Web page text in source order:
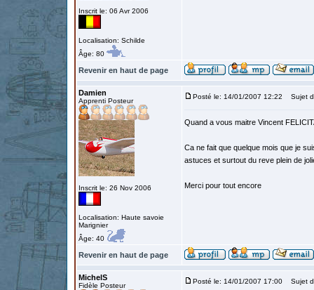
Inscrit le: 06 Avr 2006
Localisation: Schilde
Âge: 80
Revenir en haut de page
Damien
Apprenti Posteur
Inscrit le: 26 Nov 2006
Localisation: Haute savoie
Marignier
Âge: 40
Posté le: 14/01/2007 12:22 Sujet
Quand a vous maitre Vincent
Ca ne fait que quelque mois que je
astuces et surtout du reve plein de
Merci pour tout encore
Revenir en haut de page
MichelS
Fidèle Posteur
Posté le: 14/01/2007 17:00 Sujet